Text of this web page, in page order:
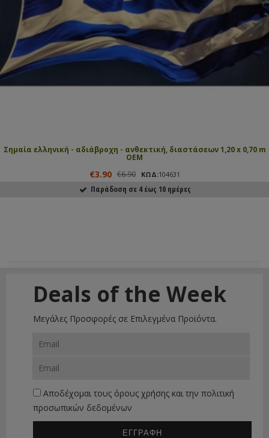
Σημαία ελληνική - αδιάβροχη - ανθεκτική, διαστάσεων 1,20 x 0,70 m
OEM
€3.90 €6.90 ΚΩΔ:104631
Παράδοση σε 4 έως 10 ημέρες
Deals of the Week
Μεγάλες Προσφορές σε Επιλεγμένα Προϊόντα.
Αποδέχομαι τους όρους χρήσης και την πολιτική
προσωπικών δεδομένων
ΕΓΓΡΑΦΗ